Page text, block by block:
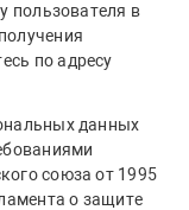
пользователя в
по адресу
данных
союза от 1995
о защите